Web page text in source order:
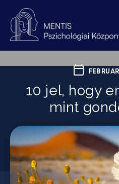
10 jel, hogy
mint